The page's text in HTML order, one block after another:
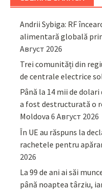
Andrii Sybiga: RF
alimentară globală
Август 2026
Trei comunități din
de centrale electrice
Până la 14 mii de
a fost destructurată o
Moldova 6 Август 2026
În UE au răspuns la
rachetele pentru
2026
La 99 de ani ai săi
până noaptea târziu,